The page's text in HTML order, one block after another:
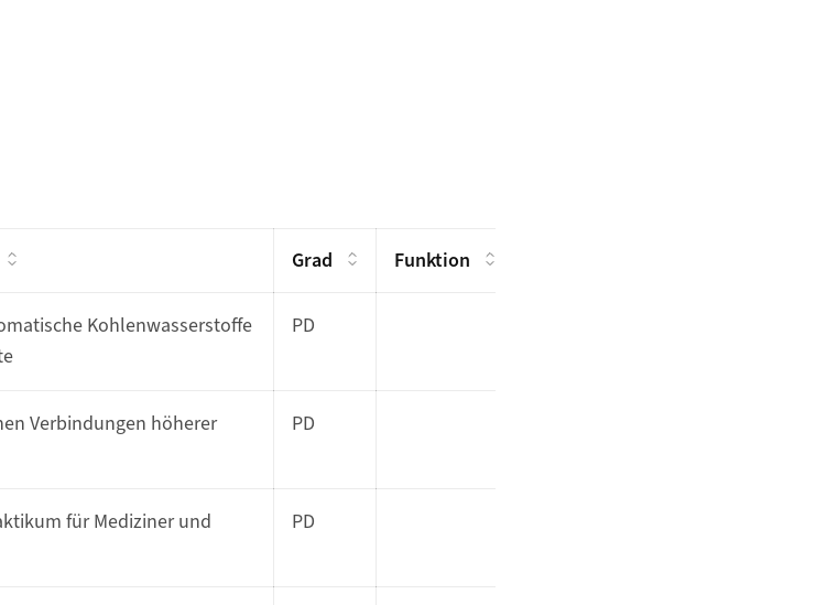
Grad Funktion
Kohlenwasserstoffe
PD
Verbindungen höherer
PD
für Mediziner und
PD